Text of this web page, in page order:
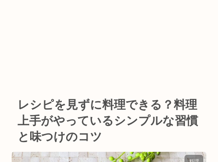
レシピを見ずに料理できる？料理
上手がやっているシンプルな習慣
と味つけのコツ